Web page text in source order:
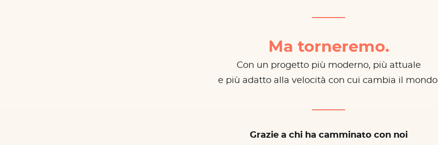
Ma torneremo.
Con un progetto più moderno, più attuale
e più adatto alla velocità con cui cambia il
Grazie a chi ha camminato con noi